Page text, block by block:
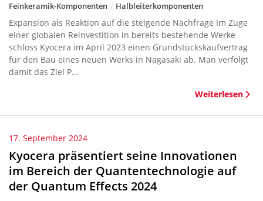
Feinkeramik-Komponenten Halbleiterkomponenten
Expansion als Reaktion auf die steigende Nachfrage Im Zuge
einer globalen Reinvestition in bereits bestehende Werke
schloss Kyocera im April 2023 einen Grundstückskaufvertrag
für den Bau eines neuen Werks in Nagasaki ab. Man verfolgt
damit das Ziel P...
Weiterlesen
17. September 2024
Kyocera präsentiert seine Innovationen
im Bereich der Quantentechnologie auf
der Quantum Effects 2024